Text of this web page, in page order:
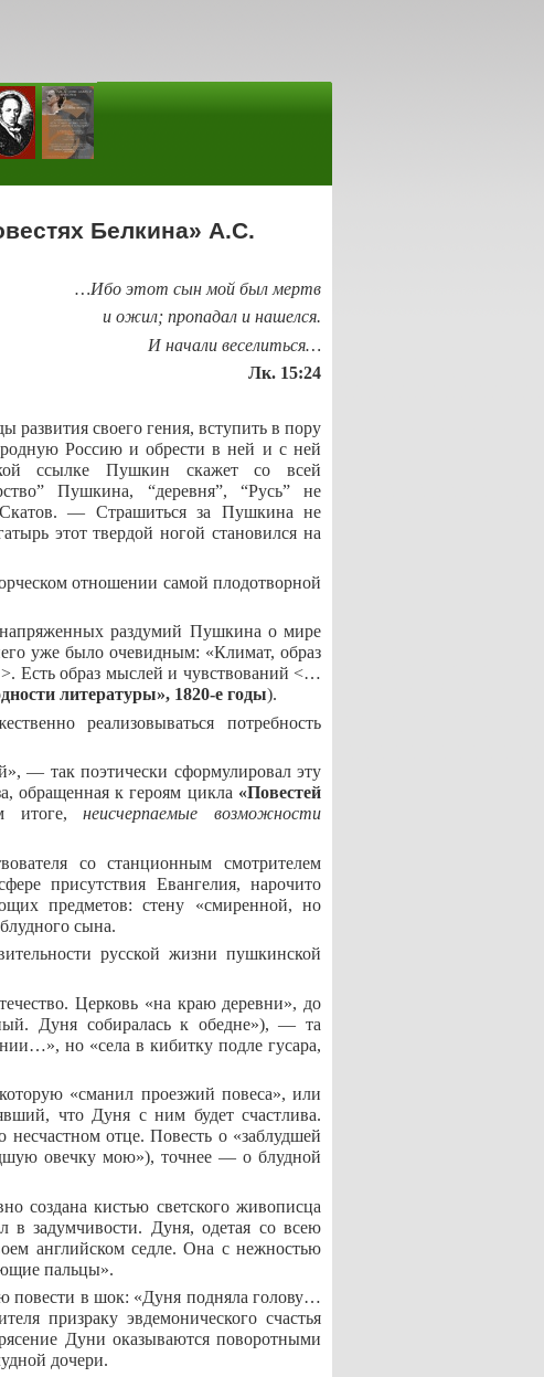
Белкина» А.С.
…Ибо этот сын мой был мертв
и ожил; пропадал и нашелся.
И начали веселиться…
Лк. 15:24
развития своего гения, вступить в пору
Россию и обрести в ней и с ней
ссылке Пушкин скажет со всей
Пушкина, “деревня”, “Русь” не
— Страшиться за Пушкина не
этот твердой ногой становился на
отношении самой плодотворной
напряженных раздумий Пушкина о мире
уже было очевидным: «Климат, образ
Есть образ мыслей и чувствований <…
литературы», 1820-е годы).
реализовываться потребность
— так поэтически сформулировал эту
обращенная к героям цикла «Повестей
итоге,неисчерпаемые
возможности
со станционным смотрителем
присутствия Евангелия, нарочито
предметов: стену «смиренной, но
сына.
русской жизни пушкинской
Церковь «на краю деревни», до
Дуня собиралась к обедне»), — та
но «села в кибитку подле гусара,
«сманил проезжий повеса», или
что Дуня с ним будет счастлива.
отце. Повесть о «заблудшей
овечку мою»), точнее — о блудной
создана кистью светского живописца
задумчивости. Дуня, одетая со всею
английском седле. Она с нежностью
пальцы».
повести в шок: «Дуня подняла голову…
призраку эвдемонического счастья
Дуни оказываются поворотными
дочери.